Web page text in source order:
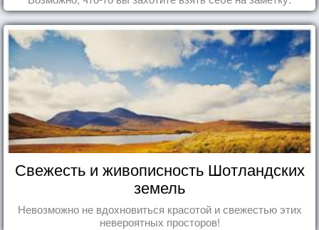
Свежесть и живописность Шотландских
земель
Невозможно не вдохновиться красотой и свежестью этих
невероятных просторов!